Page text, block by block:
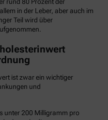
in der Leber, aber auch im
Teil wird über
ist zwar ein wichtiger
und
unter 200 Milligramm pro